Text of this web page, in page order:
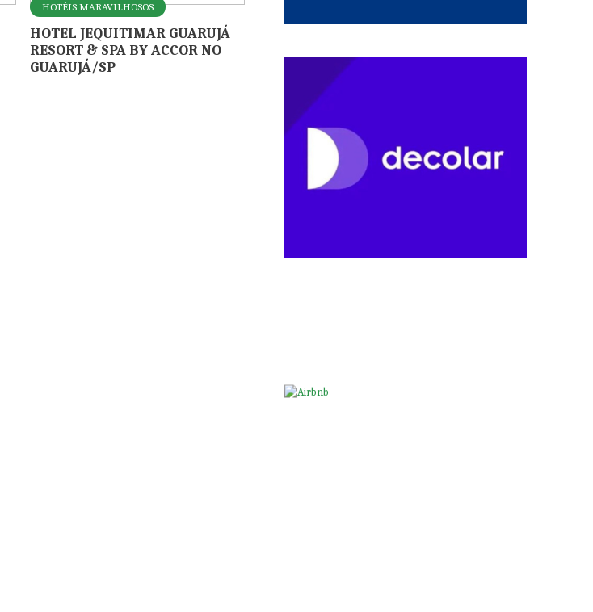
HOTÉIS MARAVILHOSOS
HOTEL JEQUITIMAR GUARUJÁ
RESORT & SPA BY ACCOR NO
GUARUJÁ/SP